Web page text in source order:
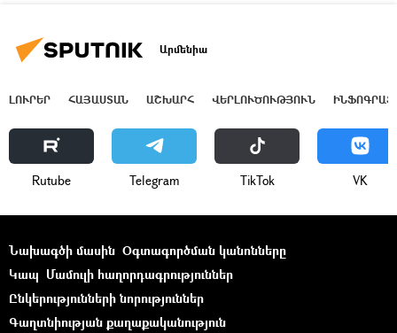
Արմենիա
ԼՈՒՐԵՐ ՀԱՅԱՍՏԱՆ ԱՇԽԱՐՀ ՎԵՐԼՈՒԾՈՒԹՅՈՒՆ
Rutube Telegram ТikТоk VK
Նախագծի մասին Օգտագործման կանոնները
Կապ Մամուլի հաղորդագրություններ
Ընկերությունների նորություններ
Գաղտնիության քաղաքականություն